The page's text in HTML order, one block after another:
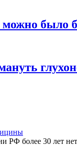
было
РФ более 30 лет